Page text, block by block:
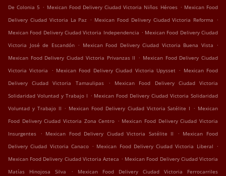
De Colonia 5 . Mexican Food Delivery Ciudad Victoria Niños Héroes . Mexican Food
Delivery Ciudad Victoria La Paz . Mexican Food Delivery Ciudad Victoria Reforma .
Mexican Food Delivery Ciudad Victoria Independencia . Mexican Food Delivery Ciudad
Victoria José de Escandón . Mexican Food Delivery Ciudad Victoria Buena Vista .
Mexican Food Delivery Ciudad Victoria Privanzas II . Mexican Food Delivery Ciudad
Victoria Victoria
. Mexican Food Delivery Ciudad Victoria Upysset . Mexican Food
Delivery Ciudad Victoria Tamaulipas
.
Mexican Food Delivery Ciudad Victoria
Solidaridad Voluntad y Trabajo I . Mexican Food Delivery Ciudad Victoria Solidaridad
Voluntad y Trabajo II . Mexican Food Delivery Ciudad Victoria Satélite I . Mexican
Food Delivery Ciudad Victoria Zona Centro . Mexican Food Delivery Ciudad Victoria
Insurgentes
. Mexican Food Delivery Ciudad Victoria Satélite II . Mexican Food
Delivery Ciudad Victoria Canaco . Mexican Food Delivery Ciudad Victoria Liberal .
Mexican Food Delivery Ciudad Victoria Azteca . Mexican Food Delivery Ciudad Victoria
Matías Hinojosa Silva
.
Mexican Food Delivery Ciudad Victoria Ferrocarriles